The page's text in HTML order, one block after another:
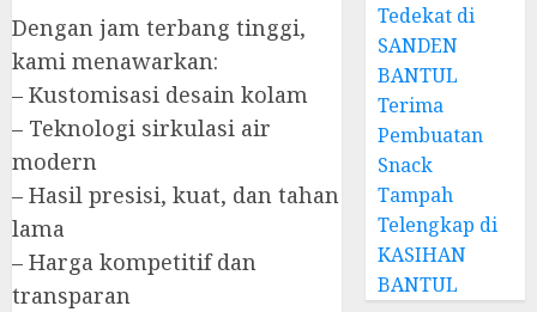
Dengan jam terbang tinggi,
kami menawarkan:
– Kustomisasi desain kolam
– Teknologi sirkulasi air
modern
– Hasil presisi, kuat, dan tahan
lama
– Harga kompetitif dan
transparan
Tedekat di
SANDEN
BANTUL
Terima
Pembuatan
Snack
Tampah
Telengkap di
KASIHAN
BANTUL